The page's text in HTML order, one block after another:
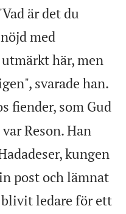
är det du
med
här, men
svarade han.
fiender, som Gud
Reson. Han
kungen
post och lämnat
blivit ledare för ett